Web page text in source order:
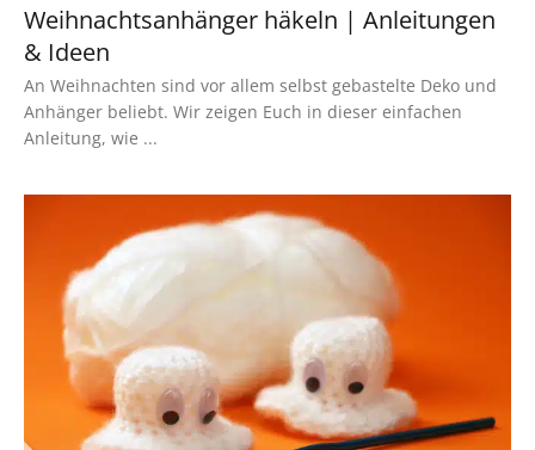
Weihnachtsanhänger häkeln | Anleitungen
& Ideen
An Weihnachten sind vor allem selbst gebastelte Deko und
Anhänger beliebt. Wir zeigen Euch in dieser einfachen
Anleitung, wie ...